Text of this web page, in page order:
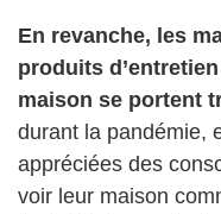
En revanche, les
produits
maison se portent
durant la pandémie,
appréciées des
voir leur maison